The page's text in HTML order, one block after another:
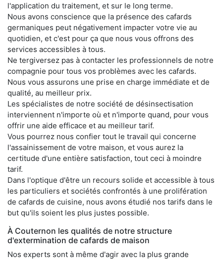
l'application du traitement, et sur le long terme.
Nous avons conscience que la présence des cafards
germaniques peut négativement impacter votre vie au
quotidien, et c'est pour ça que nous vous offrons des
services accessibles à tous.
Ne tergiversez pas à contacter les professionnels de notre
compagnie pour tous vos problèmes avec les cafards.
Nous vous assurons une prise en charge immédiate et de
qualité, au meilleur prix.
Les spécialistes de notre société de désinsectisation
interviennent n'importe où et n'importe quand, pour vous
offrir une aide efficace et au meilleur tarif.
Vous pourrez nous confier tout le travail qui concerne
l'assainissement de votre maison, et vous aurez la
certitude d'une entière satisfaction, tout ceci à moindre
tarif.
Dans l'optique d'être un recours solide et accessible à tous
les particuliers et sociétés confrontés à une prolifération
de cafards de cuisine, nous avons étudié nos tarifs dans le
but qu'ils soient les plus justes possible.
À Couternon les qualités de notre structure
d'extermination de cafards de maison
Nos experts sont à même d'agir avec la plus grande